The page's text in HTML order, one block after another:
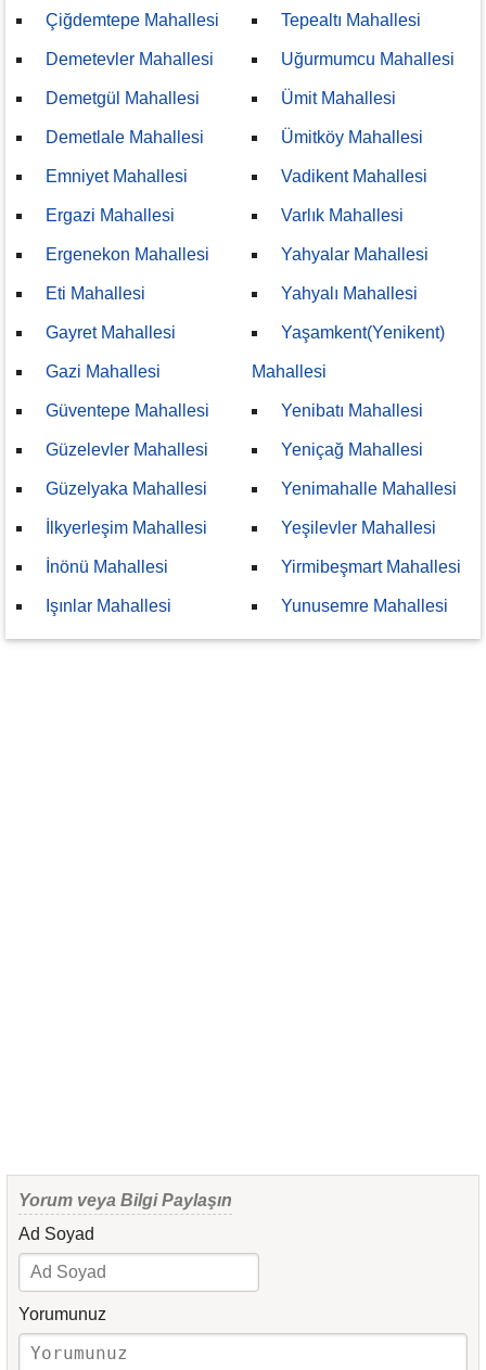
Çiğdemtepe Mahallesi
Demetevler Mahallesi
Demetgül Mahallesi
Demetlale Mahallesi
Emniyet Mahallesi
Ergazi Mahallesi
Ergenekon Mahallesi
Eti Mahallesi
Gayret Mahallesi
Gazi Mahallesi
Güventepe Mahallesi
Güzelevler Mahallesi
Güzelyaka Mahallesi
İlkyerleşim Mahallesi
İnönü Mahallesi
Işınlar Mahallesi
Tepealtı Mahallesi
Uğurmumcu Mahallesi
Ümit Mahallesi
Ümitköy Mahallesi
Vadikent Mahallesi
Varlık Mahallesi
Yahyalar Mahallesi
Yahyalı Mahallesi
Yaşamkent(Yenikent)
Mahallesi
Yenibatı Mahallesi
Yeniçağ Mahallesi
Yenimahalle Mahallesi
Yeşilevler Mahallesi
Yirmibeşmart Mahallesi
Yunusemre Mahallesi
Yorum veya Bilgi Paylaşın
Ad Soyad
Yorumunuz